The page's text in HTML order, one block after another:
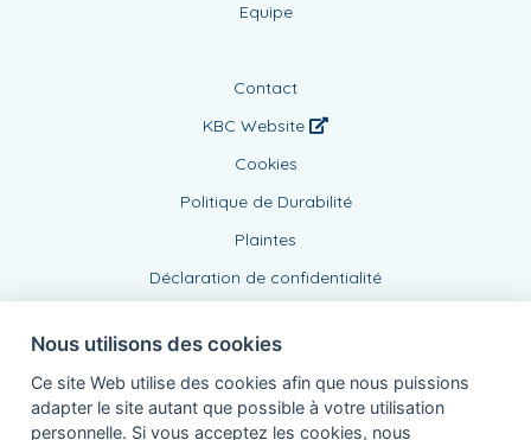
Equipe
Contact
KBC Website
Cookies
Politique de Durabilité
Plaintes
Déclaration de confidentialité
Nous utilisons des cookies
Ce site Web utilise des cookies afin que nous puissions
adapter le site autant que possible à votre utilisation
personnelle. Si vous acceptez les cookies, nous